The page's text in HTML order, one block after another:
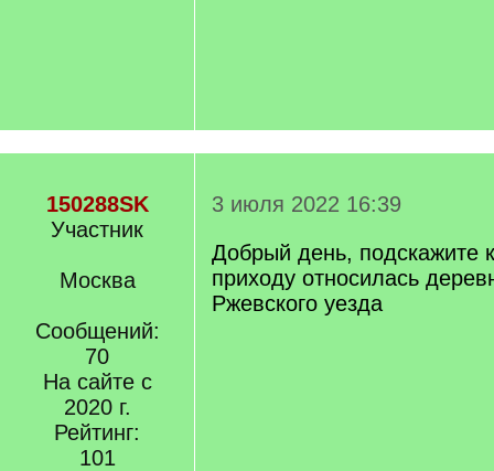
150288SK
Участник
Москва
Сообщений:
70
На сайте с
2020 г.
Рейтинг:
101
3 июля 2022 16:39
Добрый день, подскажите
приходу относилась
Ржевского уезда